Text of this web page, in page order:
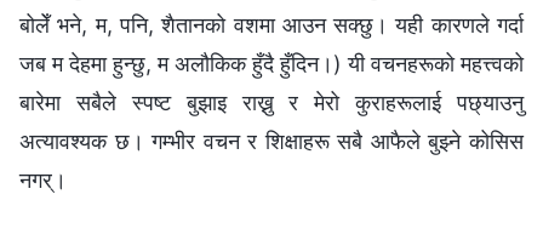
बोलेँ भने, म, पनि, शैतानको वशमा आउन सक्छु। यही कारणले गर्दा
जब म देहमा हुन्छु, म अलौकिक हुँदै हुँदिन।) यी वचनहरूको महत्त्वको
बारेमा सबैले स्पष्ट बुझाइ राख्नु र मेरो कुराहरूलाई पछ्याउनु
अत्यावश्यक छ। गम्भीर वचन र शिक्षाहरू सबै आफैले बुझ्ने कोसिस
नगर्।